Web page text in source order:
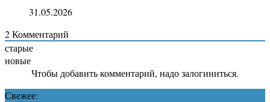
31.05.2026
2Комментарий
старые
новые
Чтобы добавить комментарий, надо залогиниться.
Свежее: